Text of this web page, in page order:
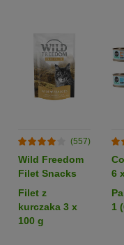
(557)
Wild Freedom
Filet Snacks
Filet z
kurczaka 3 x
100 g
6
1